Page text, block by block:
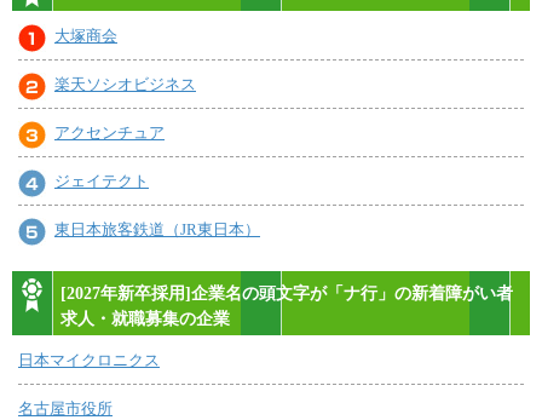
大塚商会
楽天ソシオビジネス
アクセンチュア
ジェイテクト
東日本旅客鉄道（JR東日本）
[2027年新卒採用]企業名の頭文字が「ナ行」の新着障がい者
求人・就職募集の企業
日本マイクロニクス
名古屋市役所